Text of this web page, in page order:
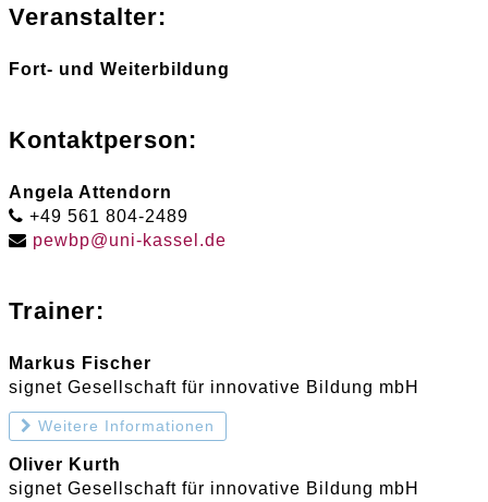
Veranstalter:
Fort- und Weiterbildung
Kontaktperson:
Angela Attendorn
+49 561 804-2489
pewbp@uni-kassel .de
Trainer:
Markus Fischer
signet Gesellschaft für innovative Bildung mbH
Weitere Informationen
Oliver Kurth
signet Gesellschaft für innovative Bildung mbH